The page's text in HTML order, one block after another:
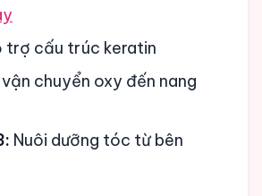
trợ cấu trúc keratin
chuyển oxy đến nang
Nuôi dưỡng tóc từ bên